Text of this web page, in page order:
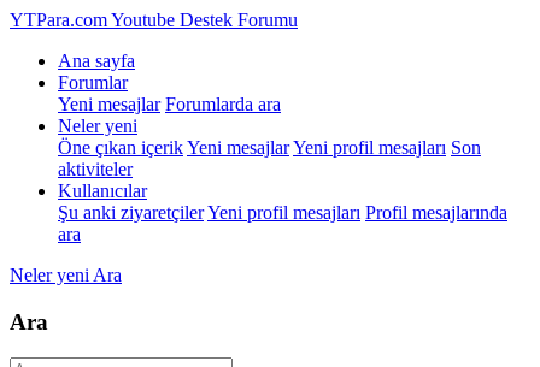
YTPara.comYoutube Destek Forumu
Ana sayfa
Forumlar
Yeni mesajlar Forumlarda ara
Neler yeni
Öne çıkan içerikYeni mesajlarYeni profil mesajları Son
aktiviteler
Kullanıcılar
Şu anki ziyaretçilerYeni profil mesajları Profil mesajlarında
ara
Neler yeni Ara
Ara